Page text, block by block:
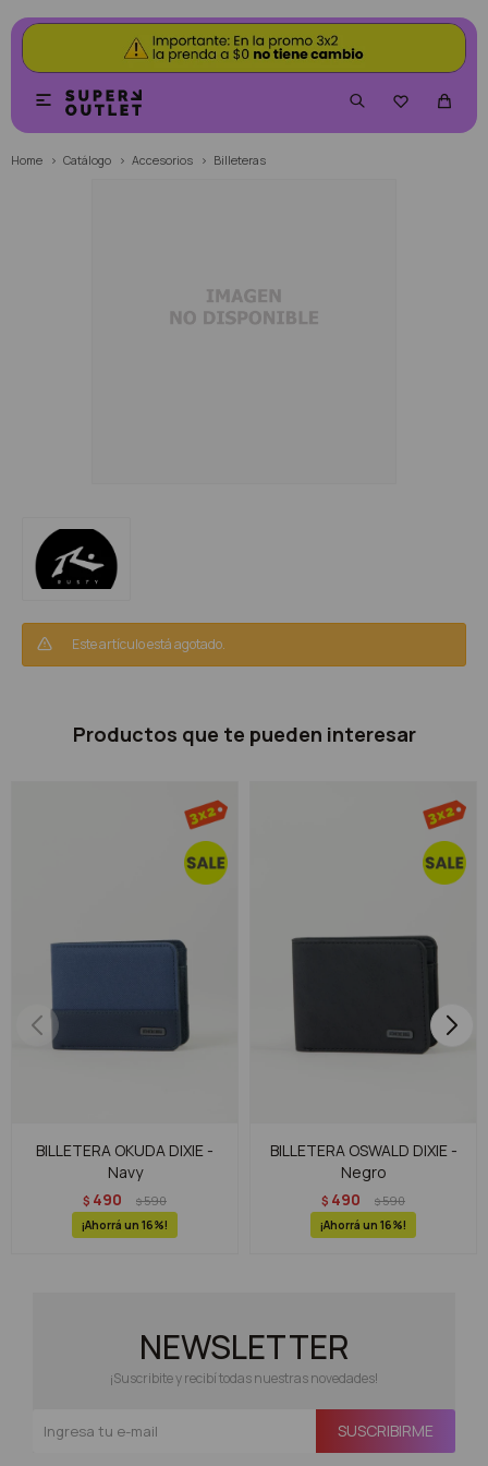


Home Catálogo Accesorios Billeteras
Este artículo está agotado.
Productos que te pueden interesar
BILLETERA OKUDA DIXIE -
Navy
$ 490 $590
16
BILLETERA OSWALD DIXIE -
Negro
$ 490 $590
16
NEWSLETTER
¡Suscribite y recibí todas nuestras novedades!
SUSCRIBIRME